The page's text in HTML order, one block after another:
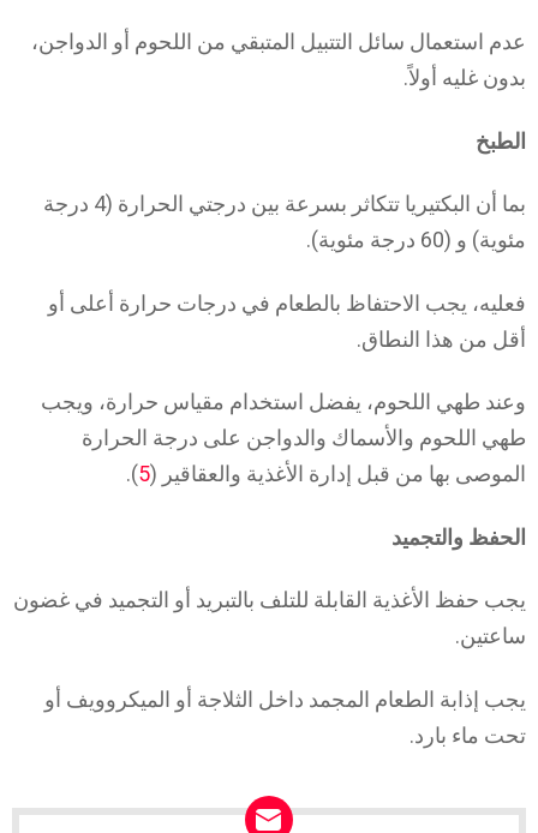
عدم استعمال سائل التتبيل المتبقي من اللحوم أو الدواجن،
بدون غليه أولاً.
الطبخ
بما أن البكتيريا تتكاثر بسرعة بين درجتي الحرارة (4 درجة
مئوية) و (60 درجة مئوية).
فعليه، يجب الاحتفاظ بالطعام في درجات حرارة أعلى أو
أقل من هذا النطاق.
وعند طهي اللحوم، يفضل استخدام مقياس حرارة، ويجب
طهي اللحوم والأسماك والدواجن على درجة الحرارة
الموصى بها من قبل إدارة الأغذية والعقاقير (5
).
الحفظ والتجميد
يجب حفظ الأغذية القابلة للتلف بالتبريد أو التجميد في غضون
ساعتين.
يجب إذابة الطعام المجمد داخل الثلاجة أو الميكروويف أو
تحت ماء بارد.